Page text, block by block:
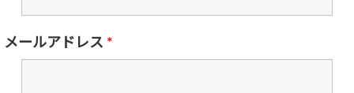
メールアドレス *